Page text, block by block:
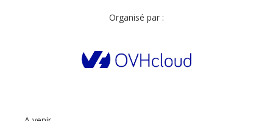
Organisé par :